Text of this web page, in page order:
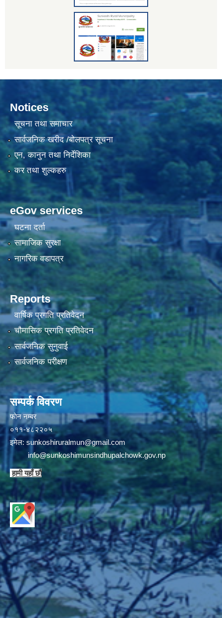
Notices
सूचना तथा समाचार
सार्वजनिक खरीद /बोलपत्र सूचना
एन, कानुन तथा निर्देशिका
कर तथा शुल्कहरु
eGov services
घटना दर्ता
सामाजिक सुरक्षा
नागरिक वडापत्र
Reports
वार्षिक प्रगति प्रतिवेदन
चौमासिक प्रगति प्रतिवेदन
सार्वजनिक सुनुवाई
सार्वजनिक परीक्षण
सम्पर्क विवरण
फाेन न‌‍‍‍‌‌म्बर
०११-४८२२०५
इमेल: sunkoshiruralmun@gmail.com
info@sunkoshimunsindhupalchowk.gov.np
हामी यहाँ छाै‌ं